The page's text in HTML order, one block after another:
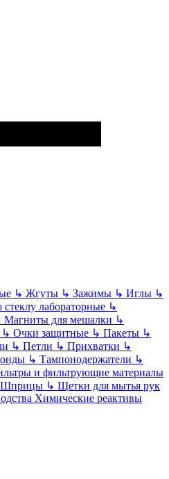
↳ Жгуты ↳ Зажимы ↳ Иглы ↳
лабораторные ↳
Магниты для мешалки ↳
↳ Очки защитные ↳ Пакеты ↳
↳ Петли ↳ Прихватки ↳
↳ Тампонодержатели ↳
и фильтрующие материалы
Шприцы ↳ Щетки для мытья рук
Химические реактивы